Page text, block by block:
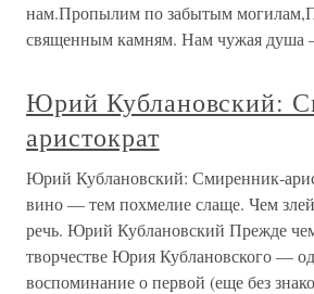
нам.Пропылим по забытым
священным камням. Нам чужая
Юрий Кублановский:
аристократ
Юрий Кублановский: Смиренник-
вино — тем похмелие слаще. Чем
речь. Юрий Кублановский Прежде чем
творчестве Юрия Кублановского —
воспоминание о первой (еще без